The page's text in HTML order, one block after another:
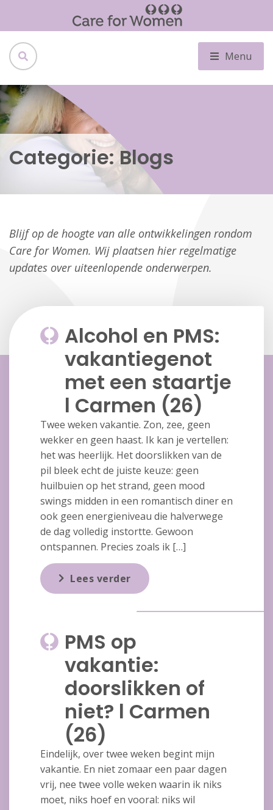
Menu
Categorie:Blogs
Blijf op de hoogte van alle ontwikkelingen rondom
Care for Women. Wij plaatsen hier regelmatige
updates over uiteenlopende onderwerpen.
Alcohol en PMS:
vakantiegenot
met een staartje
l Carmen (26)
Twee weken vakantie. Zon, zee, geen
wekker en geen haast. Ik kan je vertellen:
het was heerlijk. Het doorslikken van de
pil bleek echt de juiste keuze: geen
huilbuien op het strand, geen mood
swings midden in een romantisch diner en
ook geen energieniveau die halverwege
de dag volledig instortte. Gewoon
ontspannen. Precies zoals ik […]
Lees verder
PMS op
vakantie:
doorslikken of
niet? l Carmen
(26)
Eindelijk, over twee weken begint mijn
vakantie. En niet zomaar een paar dagen
vrij, nee twee volle weken waarin ik niks
moet, niks hoef en vooral: niks wil